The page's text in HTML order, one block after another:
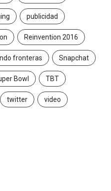
publicidad
Reinvention 2016
fronteras Snapchat
Bowl TBT
twitter video